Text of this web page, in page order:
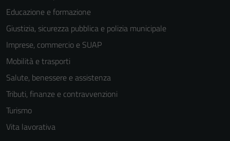
Educazione e formazione
Giustizia, sicurezza pubblica e polizia municipale
Imprese, commercio e SUAP
Mobilità e trasporti
Salute, benessere e assistenza
Tributi, finanze e contravvenzioni
Turismo
Vita lavorativa